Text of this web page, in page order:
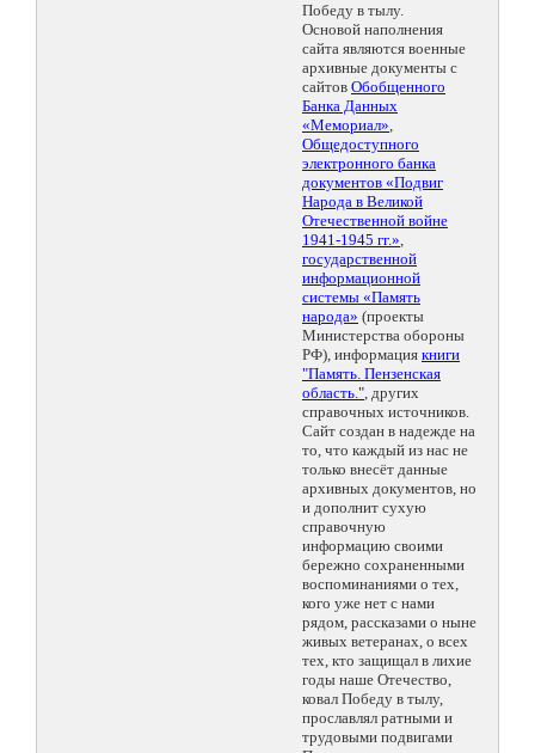
Победу в тылу.
Основой наполнения
сайта являются военные
архивные документы с
сайтов Обобщенного
Банка Данных
«Мемориал»,
Общедоступного
электронного банка
документов «Подвиг
Народа в Великой
Отечественной войне
1941-1945 гг.»,
государственной
информационной
системы «Память
народа» (проекты
Министерства обороны
РФ), информация книги
"Память. Пензенская
область.", других
справочных источников.
Сайт создан в надежде на
то, что каждый из нас не
только внесёт данные
архивных документов, но
и дополнит сухую
справочную
информацию своими
бережно сохраненными
воспоминаниями о тех,
кого уже нет с нами
рядом, рассказами о ныне
живых ветеранах, о всех
тех, кто защищал в лихие
годы наше Отечество,
ковал Победу в тылу,
прославлял ратными и
трудовыми подвигами